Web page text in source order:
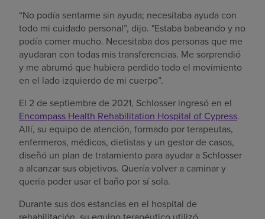
“No podía sentarme sin ayuda; necesitaba ayuda con
todo mi cuidado personal”, dijo. "Estaba babeando y no
podía comer mucho. Necesitaba dos personas que me
ayudaran con todas mis transferencias. Me sorprendió
y me abrumó que hubiera perdido todo el movimiento
en el lado izquierdo de mi cuerpo”.
El 2 de septiembre de 2021, Schlosser ingresó en el
Encompass Health Rehabilitation Hospital of Cypress.
Allí, su equipo de atención, formado por terapeutas,
enfermeros, médicos, dietistas y un gestor de casos,
diseñó un plan de tratamiento para ayudar a Schlosser
a alcanzar sus objetivos. Quería volver a caminar y
quería poder usar el baño por sí sola.
Durante sus dos estancias en el hospital de